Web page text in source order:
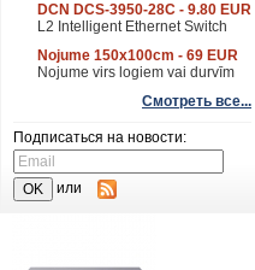
DCN DCS-3950-28C - 9.80 EUR
L2 Intelligent Ethernet Switch
Nojume 150x100cm - 69 EUR
Nojume virs logiem vai durvīm
Смотреть все...
Подписаться на новости:
или